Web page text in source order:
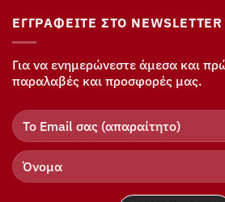
ΕΓΓΡΑΦΕΊΤΕ ΣΤΟ NEWSLETTER
Για να ενημερώνεστε άμεσα και
παραλαβές και προσφορές μας.